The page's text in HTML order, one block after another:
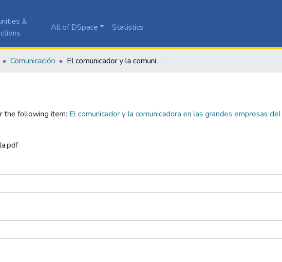
&
All of DSpace Statistics
Comunicación El comunicador y la comunicadora en las grandes empresas del Valle del Cauca desde la perspectiva de los empleadores
the following item: El comunicador y la comunicadora en las grandes empresas